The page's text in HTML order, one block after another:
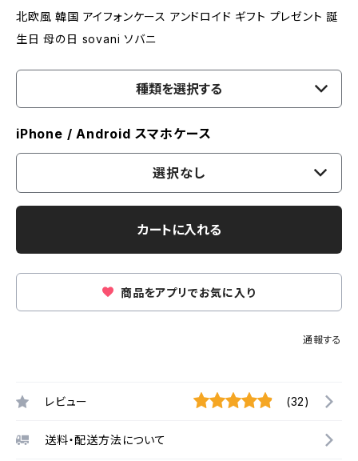
北欧風 韓国 アイフォンケース アンドロイド ギフト プレゼント 誕
生日 母の日 sovani ソバニ
種類を選択する
iPhone / Android スマホケース
選択なし
カートに入れる
商品をアプリでお気に入り
通報する
レビュー (32)
送料・配送方法について